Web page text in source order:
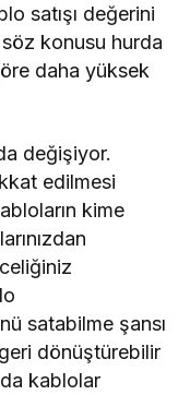
satışı değerini
konusu hurda
daha yüksek
değişiyor.
edilmesi
kime
satabilme şansı
dönüştürebilir
kablolar